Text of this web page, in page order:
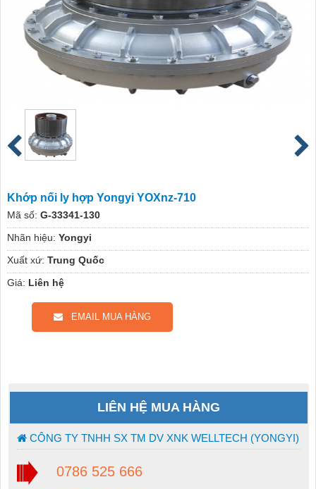
Khớp nối ly hợp Yongyi YOXnz-710
Mã số: G-33341-130
Nhãn hiệu: Yongyi
Xuất xứ: Trung Quốc
Giá: Liên hệ
EMAIL MUA HÀNG
LIÊN HỆ MUA HÀNG
CÔNG TY TNHH SX TM DV XNK WELLTECH (YONGYI)
0786 525 666